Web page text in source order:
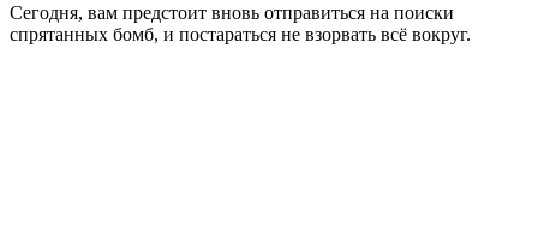
Сегодня, вам предстоит вновь отправиться на поиски
спрятанных бомб, и постараться не взорвать всё вокруг.